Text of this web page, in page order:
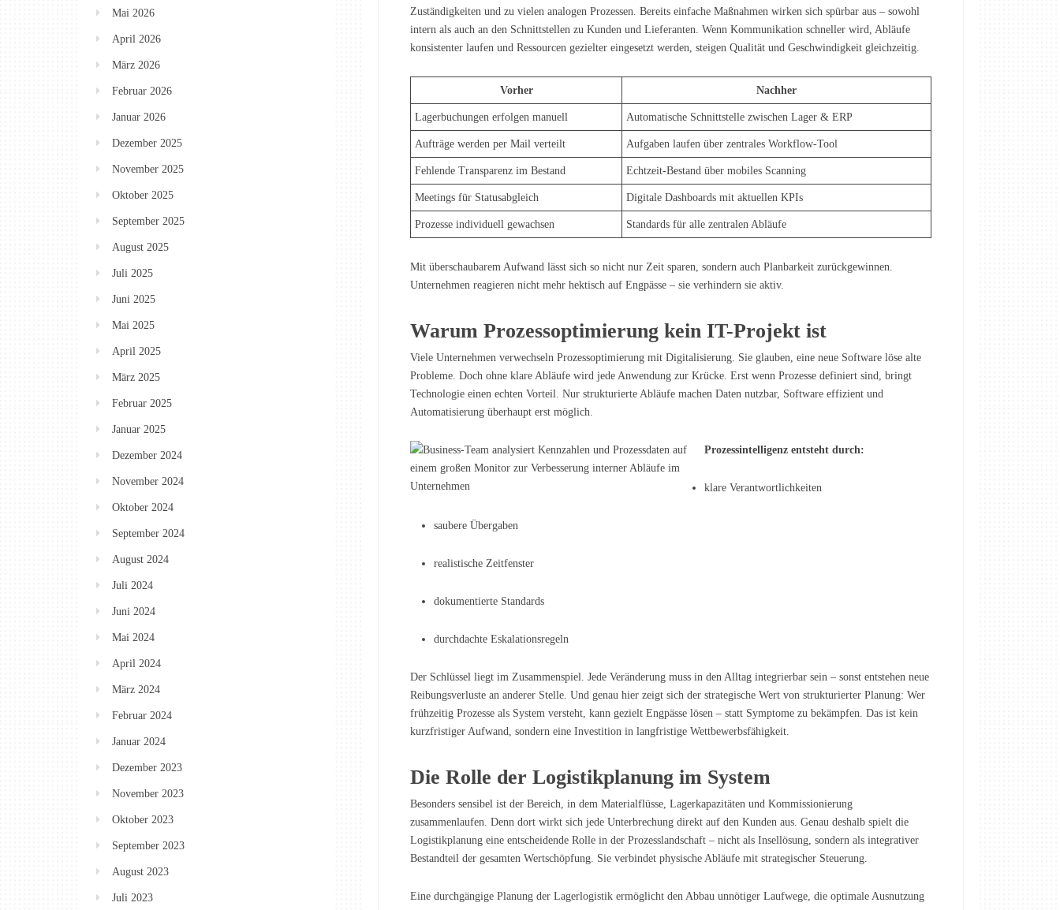
Zuständigkeiten und zu vielen analogen Prozessen. Bereits einfache Maßnahmen wirken sich spürbar aus – sowohl
intern als auch an den Schnittstellen zu Kunden und Lieferanten. Wenn Kommunikation schneller wird, Abläufe
konsistenter laufen und Ressourcen gezielter eingesetzt werden, steigen Qualität und Geschwindigkeit gleichzeitig.
Vorher Nachher
Lagerbuchungen erfolgen manuell Automatische Schnittstelle zwischen Lager & ERP
Aufträge werden per Mail verteilt Aufgaben laufen über zentrales Workflow-Tool
Fehlende Transparenz im Bestand Echtzeit-Bestand über mobiles Scanning
Meetings für Statusabgleich Digitale Dashboards mit aktuellen KPIs
Prozesse individuell gewachsen Standards für alle zentralen Abläufe
Mit überschaubarem Aufwand lässt sich so nicht nur Zeit sparen, sondern auch Planbarkeit zurückgewinnen.
Unternehmen reagieren nicht mehr hektisch auf Engpässe – sie verhindern sie aktiv.
Warum Prozessoptimierung kein IT-Projekt ist
Viele Unternehmen verwechseln Prozessoptimierung mit Digitalisierung. Sie glauben, eine neue Software löse alte
Probleme. Doch ohne klare Abläufe wird jede Anwendung zur Krücke. Erst wenn Prozesse definiert sind, bringt
Technologie einen echten Vorteil. Nur strukturierte Abläufe machen Daten nutzbar, Software effizient und
Automatisierung überhaupt erst möglich.
Prozessintelligenz entsteht durch:
klare Verantwortlichkeiten
saubere Übergaben
realistische Zeitfenster
dokumentierte Standards
durchdachte Eskalationsregeln
Der Schlüssel liegt im Zusammenspiel. Jede Veränderung muss in den Alltag integrierbar sein – sonst entstehen neue
Reibungsverluste an anderer Stelle. Und genau hier zeigt sich der strategische Wert von strukturierter Planung: Wer
frühzeitig Prozesse als System versteht, kann gezielt Engpässe lösen – statt Symptome zu bekämpfen. Das ist kein
kurzfristiger Aufwand, sondern eine Investition in langfristige Wettbewerbsfähigkeit.
Die Rolle der Logistikplanung im System
Besonders sensibel ist der Bereich, in dem Materialflüsse, Lagerkapazitäten und Kommissionierung
zusammenlaufen. Denn dort wirkt sich jede Unterbrechung direkt auf den Kunden aus. Genau deshalb spielt die
Logistikplanung eine entscheidende Rolle in der Prozesslandschaft – nicht als Insellösung, sondern als integrativer
Bestandteil der gesamten Wertschöpfung. Sie verbindet physische Abläufe mit strategischer Steuerung.
Eine durchgängige Planung der Lagerlogistik ermöglicht den Abbau unnötiger Laufwege, die optimale Ausnutzung
Mai 2026
April 2026
März 2026
Februar 2026
Januar 2026
Dezember 2025
November 2025
Oktober 2025
September 2025
August 2025
Juli 2025
Juni 2025
Mai 2025
April 2025
März 2025
Februar 2025
Januar 2025
Dezember 2024
November 2024
Oktober 2024
September 2024
August 2024
Juli 2024
Juni 2024
Mai 2024
April 2024
März 2024
Februar 2024
Januar 2024
Dezember 2023
November 2023
Oktober 2023
September 2023
August 2023
Juli 2023